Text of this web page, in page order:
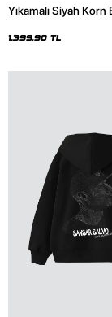
Yıkamalı Siyah Korn
1.399,90 TL